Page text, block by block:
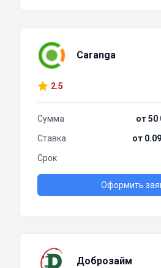
Caranga
2.5
Сумма
от 50
Ставка
от
Срок
Оформить
Доброзайм